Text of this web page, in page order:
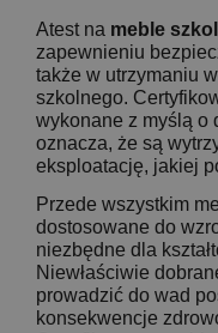
Atest na meble
zapewnieniu
także w utrzymaniu
szkolnego.
wykonane z myślą o
oznacza, że są
eksploatację, jakiej
Przede wszystkim
dostosowane do
niezbędne dla
Niewłaściwie
prowadzić do wad
konsekwencje